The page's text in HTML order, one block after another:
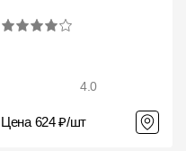
4.0
Цена 624 ₽/шт